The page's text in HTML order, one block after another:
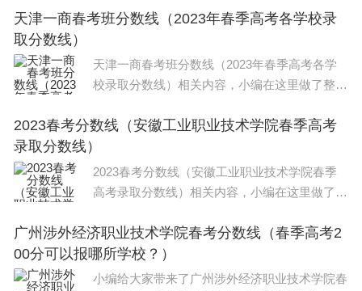
高考分数线为：本科批472分，特殊类型招生控
天津一商春考班分数线（2023年春季高考各学校录
取分数线）
天津一商春考班分数线（2023年春季高考各学
校录取分数线）相关内容，小编在这里做了整
班分数线（2023年春季高考各学校录取分数
2023春考分数线（安徽工业职业技术学院春季高考
录取分数线）
2023春考分数线（安徽工业职业技术学院春季
高考录取分数线）相关内容，小编在这里做了整
数线（安徽工业职业技术学院春季高考录取分数
线）信息，一起来了解一下吧！
广州涉外经济职业技术学院春考分数线（春季高考2
00分可以报哪所学校？）
小编给大家带来了广州涉外经济职业技术学院春